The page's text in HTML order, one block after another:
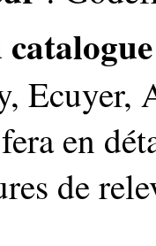
Ecuyer,
en
de